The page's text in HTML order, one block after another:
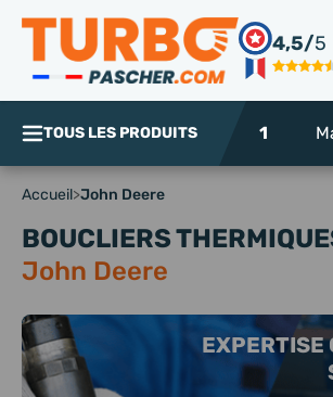
4,5/5
TOUS LES PRODUITS 1
Accueil>John Deere
BOUCLIERS
John Deere
EXPERTISE
Panneau de gestion des cookies